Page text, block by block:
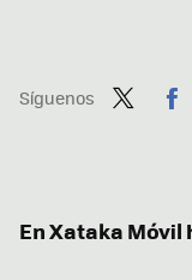
Síguenos
En Xataka